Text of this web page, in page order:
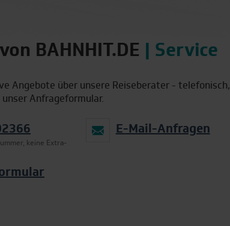
BAHNHIT.DE | Service
Angebote über unsere Reiseberater - telefonisch,
Anfrageformular.
keine Extra-
E-Mail-Anfragen